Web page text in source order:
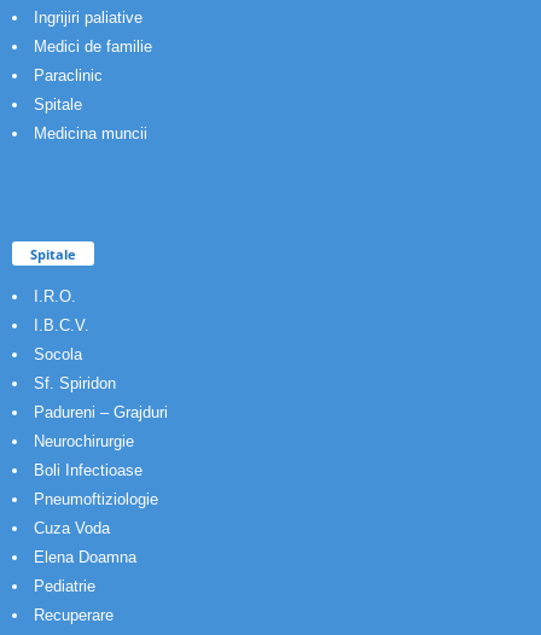
Ingrijiri paliative
Medici de familie
Paraclinic
Spitale
Medicina muncii
Spitale
I.R.O.
I.B.C.V.
Socola
Sf. Spiridon
Padureni – Grajduri
Neurochirurgie
Boli Infectioase
Pneumoftiziologie
Cuza Voda
Elena Doamna
Pediatrie
Recuperare